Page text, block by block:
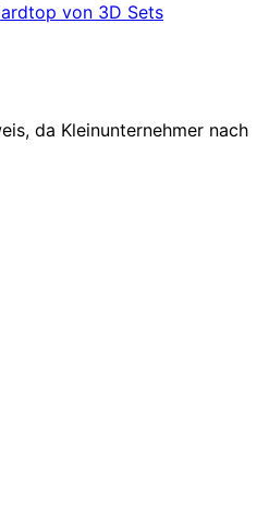
von 3D Sets
da Kleinunternehmer nach